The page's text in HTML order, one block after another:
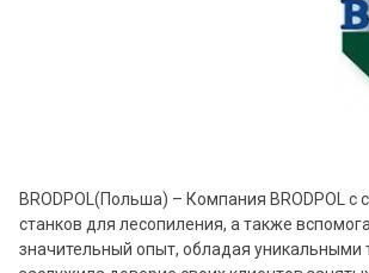
BRODPOL(Польша) – Компания BRODPOL
станков для лесопиления, а также
значительный опыт, обладая уникальными